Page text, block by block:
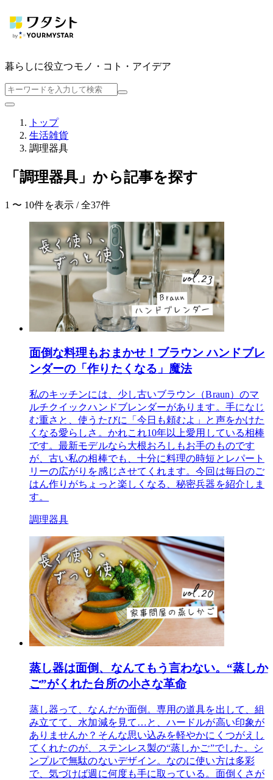
暮らしに役立つモノ・コト・アイデア
トップ
生活雑貨
調理器具
「調理器具」から記事を探す
1 〜 10件を表示 / 全37件
面倒な料理もおまかせ！ブラウン ハンドブレ
ンダーの「作りたくなる」魔法
私のキッチンには、少し古いブラウン（Braun）のマ
ルチクイックハンドブレンダーがあります。手になじ
む重さと、使うたびに「今日も頼むよ」と声をかけた
くなる愛らしさ。かれこれ10年以上愛用している相棒
です。最新モデルなら大根おろしもお手のものです
が、古い私の相棒でも、十分に料理の時短とレパート
リーの広がりを感じさせてくれます。今回は毎日のご
はん作りがちょっと楽しくなる、秘密兵器を紹介しま
す。
調理器具
蒸し器は面倒、なんてもう言わない。“蒸しか
ご”がくれた台所の小さな革命
蒸し器って、なんだか面倒。専用の道具を出して、組
み立てて、水加減を見て…と、ハードルが高い印象が
ありませんか？そんな思い込みを軽やかにくつがえし
てくれたのが、ステンレス製の“蒸しかご”でした。シ
ンプルで無駄のないデザイン。なのに使い方は多彩
で、気づけば週に何度も手に取っている。面倒くさが